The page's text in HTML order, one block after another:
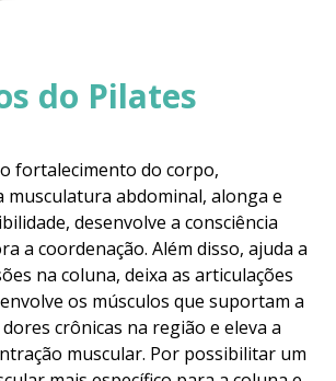
do Pilates
fortalecimento do corpo,
musculatura abdominal, alonga e
desenvolve a consciência
a coordenação. Além disso, ajuda a
na coluna, deixa as articulações
os músculos que suportam a
crônicas na região e eleva a
muscular. Por possibilitar um